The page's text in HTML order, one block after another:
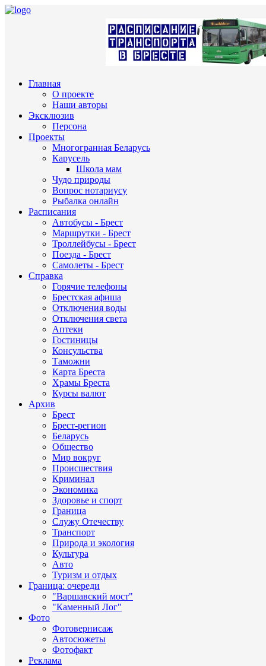
Главная
О проекте
Наши авторы
Эксклюзив
Персона
Проекты
Многогранная Беларусь
Карусель
Школа мам
Чудо природы
Вопрос нотариусу
Рыбалка онлайн
Расписания
Автобусы - Брест
Маршрутки - Брест
Троллейбусы - Брест
Поезда - Брест
Самолеты - Брест
Справка
Горячие телефоны
Брестская афиша
Отключения воды
Отключения света
Аптеки
Гостиницы
Консульства
Таможни
Карта Бреста
Храмы Бреста
Курсы валют
Архив
Брест
Брест-регион
Беларусь
Общество
Мир вокруг
Происшествия
Криминал
Экономика
Здоровье и спорт
Граница
Служу Отечеству
Транспорт
Природа и экология
Культура
Авто
Туризм и отдых
Граница: очереди
"Варшавский мост"
"Каменный Лог"
Фото
Фотовернисаж
Автосюжеты
Фотофакт
Реклама